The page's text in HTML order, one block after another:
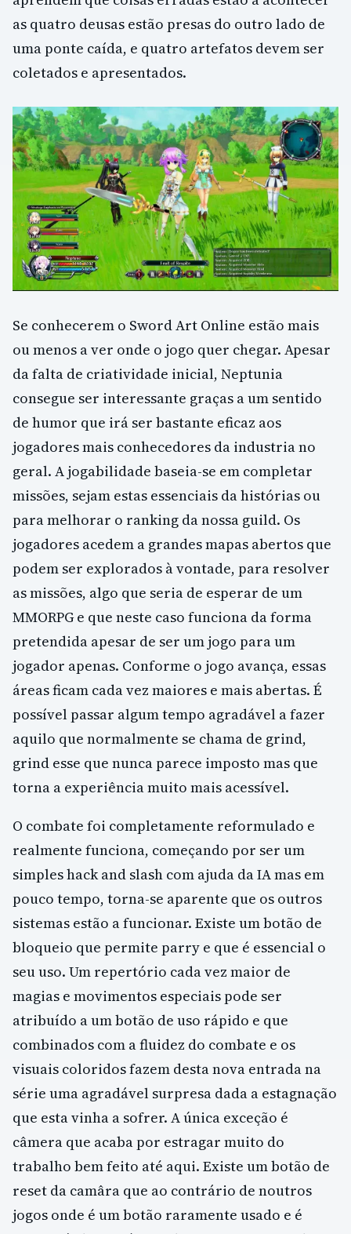
as quatro deusas estão presas do outro lado de
uma ponte caída, e quatro artefatos devem ser
coletados e apresentados.
Se conhecerem o Sword Art Online estão mais
ou menos a ver onde o jogo quer chegar. Apesar
da falta de criatividade inicial, Neptunia
consegue ser interessante graças a um sentido
de humor que irá ser bastante eficaz aos
jogadores mais conhecedores da industria no
geral. A jogabilidade baseia-se em completar
missões, sejam estas essenciais da histórias ou
para melhorar o ranking da nossa guild. Os
jogadores acedem a grandes mapas abertos que
podem ser explorados à vontade, para resolver
as missões, algo que seria de esperar de um
MMORPG e que neste caso funciona da forma
pretendida apesar de ser um jogo para um
jogador apenas. Conforme o jogo avança, essas
áreas ficam cada vez maiores e mais abertas. É
possível passar algum tempo agradável a fazer
aquilo que normalmente se chama de grind,
grind esse que nunca parece imposto mas que
torna a experiência muito mais acessível.
O combate foi completamente reformulado e
realmente funciona, começando por ser um
simples hack and slash com ajuda da IA mas em
pouco tempo, torna-se aparente que os outros
sistemas estão a funcionar. Existe um botão de
bloqueio que permite parry e que é essencial o
seu uso. Um repertório cada vez maior de
magias e movimentos especiais pode ser
atribuído a um botão de uso rápido e que
combinados com a fluidez do combate e os
visuais coloridos fazem desta nova entrada na
série uma agradável surpresa dada a estagnação
que esta vinha a sofrer. A única exceção é
câmera que acaba por estragar muito do
trabalho bem feito até aqui. Existe um botão de
reset da camâra que ao contrário de noutros
jogos onde é um botão raramente usado e é